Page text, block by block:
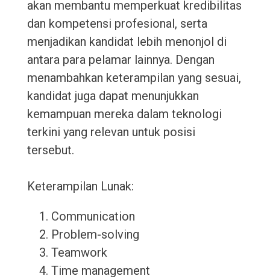
akan membantu memperkuat kredibilitas
dan kompetensi profesional, serta
menjadikan kandidat lebih menonjol di
antara para pelamar lainnya. Dengan
menambahkan keterampilan yang sesuai,
kandidat juga dapat menunjukkan
kemampuan mereka dalam teknologi
terkini yang relevan untuk posisi
tersebut.
Keterampilan Lunak:
Communication
Problem-solving
Teamwork
Time management